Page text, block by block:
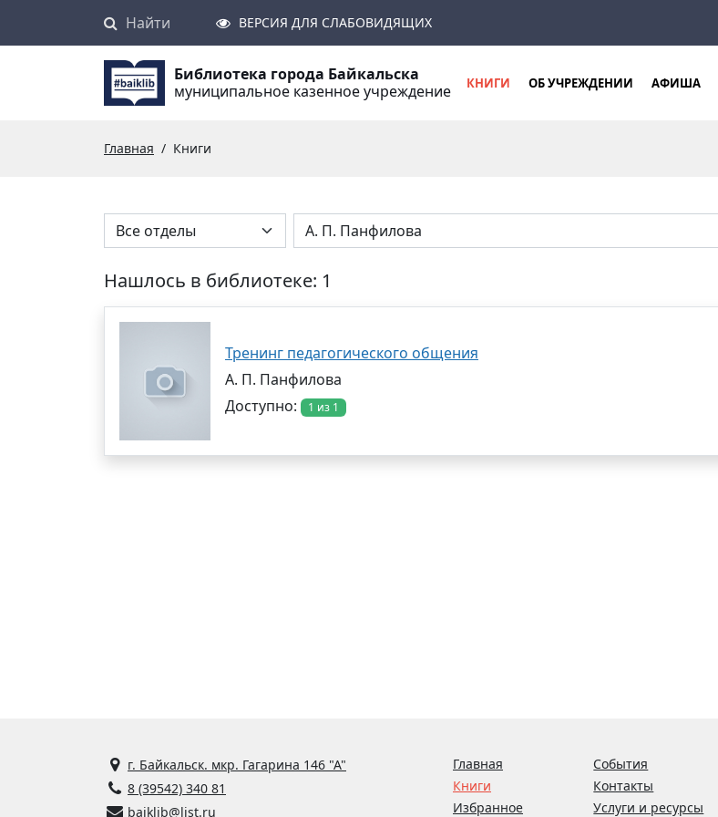
Нашлось в библиотеке: 1
Тренинг педагогического общения
А. П. Панфилова
Доступно:
1 из 1
Поиск
Найти ВЕРСИЯ ДЛЯ СЛАБОВИДЯЩИХ
Библиотека города Байкальска
муниципальное казенное учреждение
КНИГИ ОБ УЧРЕЖДЕНИИ АФИША
Главная Книги
г. Байкальск. мкр. Гагарина 146 "А"
8 (39542) 340 81
baiklib@list.ru
Главная
Книги
Избранное
События
Контакты
Услуги и ресурсы